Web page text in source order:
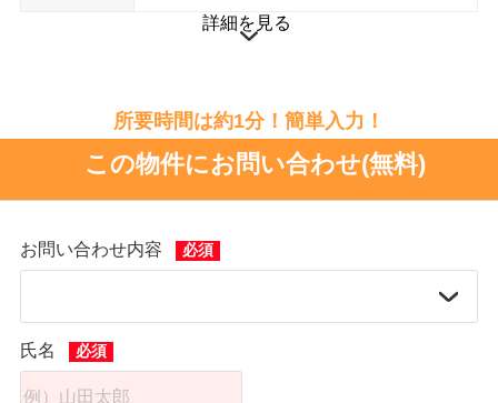
詳細を見る
所要時間は約1分！簡単入力！
この物件にお問い合わせ(無料)
お問い合わせ内容
氏名